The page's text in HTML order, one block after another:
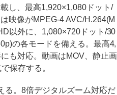
し、最高1,920×1,080ドット/
映像がMPEG-4 AVC/H.264(M
以外に、1,080×720ドット/30
の各モードを備える。最高4,
も対応。動画はMOV、静止画
保存する。
。8倍デジタルズーム対応だ